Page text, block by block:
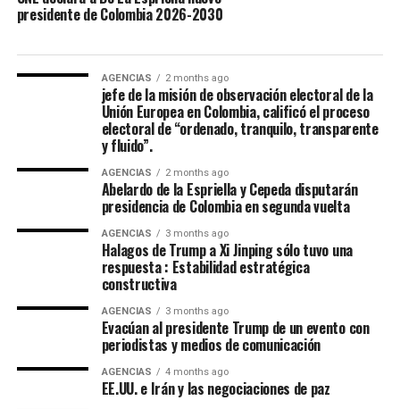
de “unir esfuerzos”.
“El presidente electo gobernará en beneficio de todos
los colombianos, sin distinción alguna y sin importar
por quién hayan votado. Su propósito es trabajar por la
unidad nacional, con el pueblo y para el pueblo”,
puntualizó un comunicado de la oficina de prensa de de
oposición y las manifestaciones pacíficas, siempre que
sean dentro del marco de la Constitución y la ley. “La
campaña electoral ha terminado. Es momento de unir
esfuerzos alrededor de los grandes desafíos del país. Los
verdaderos enemigos de Colombia son la delincuencia, la
corrupción y todas aquellas estructuras que durante los
últimos años debilitaron la seguridad, la
institucionalidad y la confianza de los ciudadanos”,
destacó el nuevo mandatario.
presidente de Colombia 2026-2030
AGENCIAS 2 months ago
jefe de la misión de observación electoral de la
Unión Europea en Colombia, calificó el proceso
electoral de “ordenado, tranquilo, transparente
y fluido”.
AGENCIAS 2 months ago
Abelardo de la Espriella y Cepeda disputarán
presidencia de Colombia en segunda vuelta
AGENCIAS 3 months ago
Halagos de Trump a Xi Jinping sólo tuvo una
respuesta : Estabilidad estratégica
constructiva
AGENCIAS 3 months ago
Evacúan al presidente Trump de un evento con
periodistas y medios de comunicación
AGENCIAS 4 months ago
EE.UU. e Irán y las negociaciones de paz